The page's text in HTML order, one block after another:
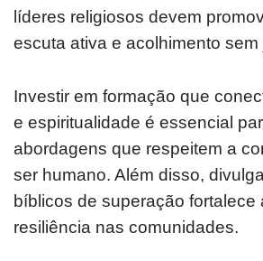
líderes religiosos devem
escuta ativa e acolhimento
Investir em formação que
e espiritualidade é essencial
abordagens que respeitem a
ser humano. Além disso,
bíblicos de superação fortalece
resiliência nas comunidades.